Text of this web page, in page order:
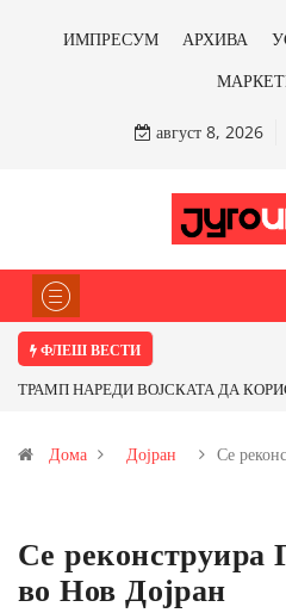
ИМПРЕСУМ АРХИВА
август 8, 2026
ФЛЕШ ВЕСТИ
НАРЕДИ ВОЈСКАТА ДА
и со антимонот?
Дома Дојран Се
Се реконструира
во Нов Дојран